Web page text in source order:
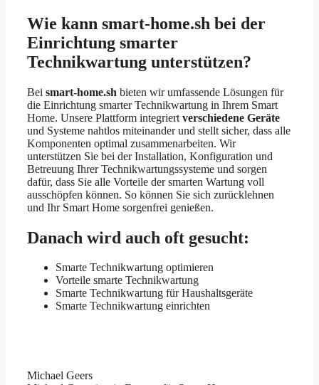
Wie kann smart-home.sh bei der
Einrichtung smarter
Technikwartung unterstützen?
Bei smart-home.sh bieten wir umfassende Lösungen für
die Einrichtung smarter Technikwartung in Ihrem Smart
Home. Unsere Plattform integriert verschiedene Geräte
und Systeme nahtlos miteinander und stellt sicher, dass alle
Komponenten optimal zusammenarbeiten. Wir
unterstützen Sie bei der Installation, Konfiguration und
Betreuung Ihrer Technikwartungssysteme und sorgen
dafür, dass Sie alle Vorteile der smarten Wartung voll
ausschöpfen können. So können Sie sich zurücklehnen
und Ihr Smart Home sorgenfrei genießen.
Danach wird auch oft gesucht:
Smarte Technikwartung optimieren
Vorteile smarte Technikwartung
Smarte Technikwartung für Haushaltsgeräte
Smarte Technikwartung einrichten
Michael Geers